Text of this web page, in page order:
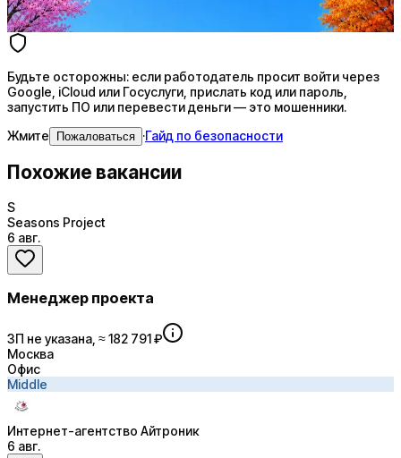
Будьте осторожны: если работодатель просит войти через
Google, iCloud или Госуслуги, прислать код или пароль,
запустить ПО или перевести деньги — это мошенники.
Жмите
Пожаловаться ·Гайд по безопасности
Похожие вакансии
S
Seasons Project
6 авг.
Менеджер проекта
ЗП не указана, ≈ 182 791 ₽
Москва
Офис
Middle
Интернет-агентство Айтроник
6 авг.